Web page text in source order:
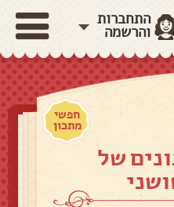
התחברות
והרשמה
חפשי
מתכון
של